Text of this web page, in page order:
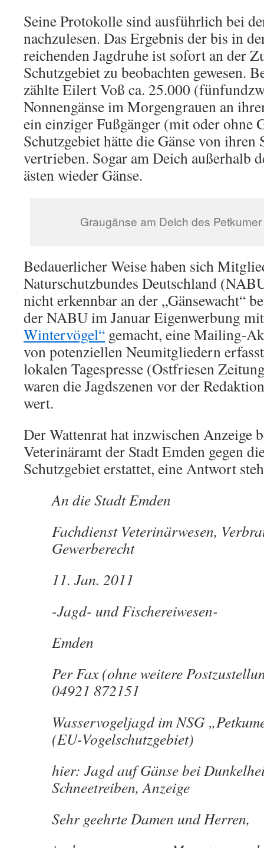
Seine Protokolle sind ausführlich bei
nachzulesen. Das Ergebnis der bis in
reichenden Jagdruhe ist sofort an der
Schutzgebiet zu beobachten gewesen.
zählte Eilert Voß ca. 25.000
Nonnengänse im Morgengrauen an
ein einziger Fußgänger (mit oder ohne
Schutzgebiet hätte die Gänse von ihren
vertrieben. Sogar am Deich außerhalb
ästen wieder Gänse.
Graugänse am Deich des
Bedauerlicher Weise haben sich
Naturschutzbundes Deutschland
nicht erkennbar an der „Gänsewacht“
der NABU im Januar Eigenwerbung
Wintervögel“ gemacht, eine Mailing-
von potenziellen Neumitgliedern
lokalen Tagespresse (Ostfriesen
waren die Jagdszenen vor der
wert.
Der Wattenrat hat inzwischen Anzeige
Veterinäramt der Stadt Emden gegen
Schutzgebiet erstattet, eine Antwort
An die Stadt Emden
Fachdienst Veterinärwesen,
Gewerberecht
11. Jan. 2011
-Jagd- und Fischereiwesen-
Emden
Per Fax (ohne weitere
04921 872151
Wasservogeljagd im NSG
(EU-Vogelschutzgebiet)
hier: Jagd auf Gänse bei
Schneetreiben, Anzeige
Sehr geehrte Damen und Herren,